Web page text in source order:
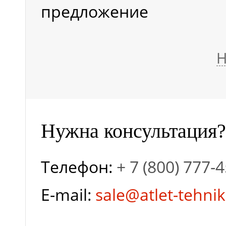
вышки (мм)
Длина выдвижного
элемента (мм)
Дорожный просвет в
предложение
Нужна консультация?
Телефон: + 7 (800) 777-
E-mail: sale@atlet-